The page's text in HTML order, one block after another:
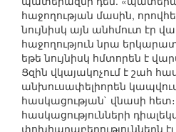
հաջողության մասին,
նույնիսկ այն անհմուտ էր
հաջողություն նրա
եթե նույնիսկ հմտորեն է
Ցզին վկայակոչում է շահ
անխուսափելիորեն
հասկացության` վնասի հետ։
հասկացությունների
փոխհարաբերություններն էլ